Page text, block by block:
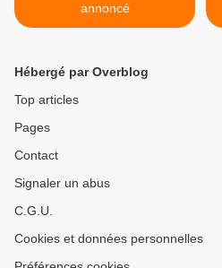
annoncé
Hébergé par Overblog
Top articles
Pages
Contact
Signaler un abus
C.G.U.
Cookies et données personnelles